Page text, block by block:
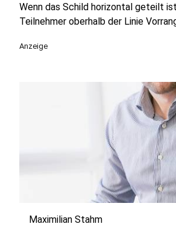
Wenn das Schild horizontal geteilt
Teilnehmer oberhalb der Linie
Anzeige
Maximilian Stahm